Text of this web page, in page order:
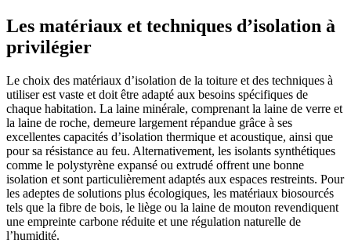
Les matériaux et techniques d’isolation à
privilégier
Le choix des matériaux d’isolation de la toiture et des techniques à
utiliser est vaste et doit être adapté aux besoins spécifiques de
chaque habitation. La laine minérale, comprenant la laine de verre et
la laine de roche, demeure largement répandue grâce à ses
excellentes capacités d’isolation thermique et acoustique, ainsi que
pour sa résistance au feu. Alternativement, les isolants synthétiques
comme le polystyrène expansé ou extrudé offrent une bonne
isolation et sont particulièrement adaptés aux espaces restreints. Pour
les adeptes de solutions plus écologiques, les matériaux biosourcés
tels que la fibre de bois, le liège ou la laine de mouton revendiquent
une empreinte carbone réduite et une régulation naturelle de
l’humidité.